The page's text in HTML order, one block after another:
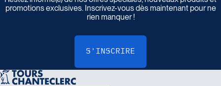
promotions exclusives. Inscrivez-vous dès maintenant pour ne
rien manquer !